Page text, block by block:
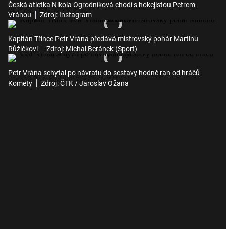
Česká atletka Nikola Ogrodníková chodí s hokejistou Petrem
Vránou
Zdroj: Instagram
Kapitán Třince Petr Vrána předává mistrovský pohár Martinu
Růžičkovi
Zdroj: Michal Beránek (Sport)
Petr Vrána schytal po návratu do sestavy hodně ran od hráčů
Komety
Zdroj: ČTK / Jaroslav Ožana